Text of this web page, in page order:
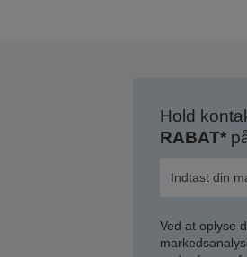
Hold
RABAT*
Ved at oplyse